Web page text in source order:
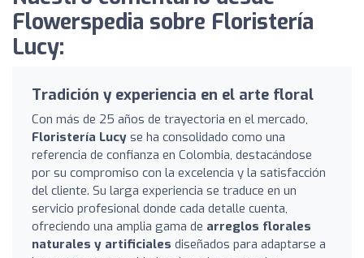
Flowerspedia sobre Floristería
Lucy:
Tradición y experiencia en el arte floral
Con más de 25 años de trayectoria en el mercado,
Floristería Lucy se ha consolidado como una
referencia de confianza en Colombia, destacándose
por su compromiso con la excelencia y la satisfacción
del cliente. Su larga experiencia se traduce en un
servicio profesional donde cada detalle cuenta,
ofreciendo una amplia gama de arreglos florales
naturales y artificiales diseñados para adaptarse a